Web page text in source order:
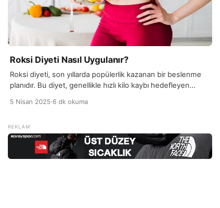
Roksi Diyeti Nasıl Uygulanır?
Roksi diyeti, son yıllarda popülerlik kazanan bir beslenme
planıdır. Bu diyet, genellikle hızlı kilo kaybı hedefleyen
hızını artırmayı amaçlar. Roksi diyeti, adını “rok”
meyveler, özellikle de roka gibi yeşil yapraklı bitkiler ön
planda yer alır. Diyet, vücudun daha fazla […]
5 Nisan 2025·6 dk okuma